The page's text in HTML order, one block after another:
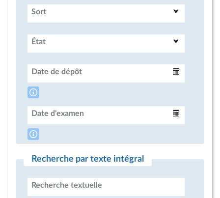
Sort
État
Date de dépôt
Date d'examen
Recherche par texte intégral
Recherche textuelle